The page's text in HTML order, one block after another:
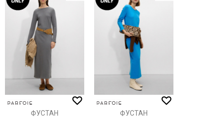
ИСПРАТИ
ФУСТАН ФУСТАН